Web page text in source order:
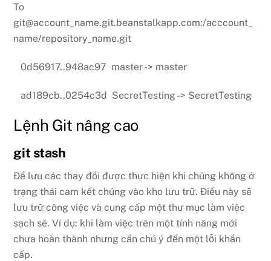
To
git@account_name.git.beanstalkapp.com:/acccount_
name/repository_name.git
0d56917..948ac97 master -> master
ad189cb..0254c3d SecretTesting -> SecretTesting
Lệnh Git nâng cao
git stash
Để lưu các thay đổi được thực hiện khi chúng không ở
trạng thái cam kết chúng vào kho lưu trữ. Điều này sẽ
lưu trữ công việc và cung cấp một thư mục làm việc
sạch sẽ. Ví dụ: khi làm việc trên một tính năng mới
chưa hoàn thành nhưng cần chú ý đến một lỗi khẩn
cấp.